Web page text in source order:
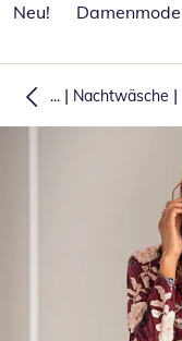
Neu!
Damenmode
... | Nachtwäsche |